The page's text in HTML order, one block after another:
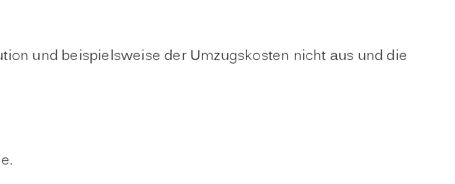
und beispielsweise der Umzugskosten nicht aus und die